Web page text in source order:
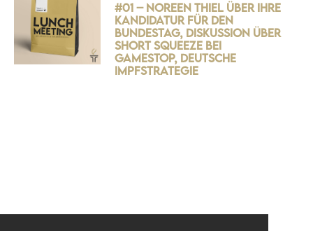
#01 – Noreen Thiel über ihre
Kandidatur für den
Bundestag, Diskussion über
Short Squeeze bei
Gamestop, deutsche
Impfstrategie